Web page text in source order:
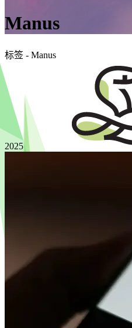
Manus
标签 - Manus
2025